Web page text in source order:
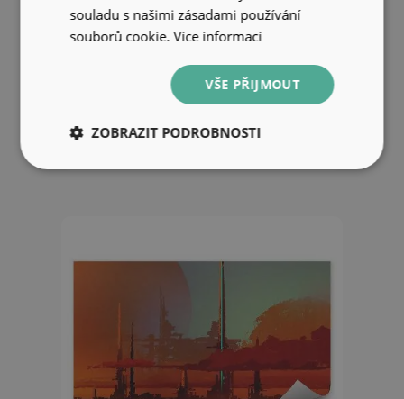
Fototapeta na zeď Jezero květiny
les houby dům fantazie
849 Kč
souladu s našimi zásadami používání
souborů cookie.Více informací
VŠE PŘIJMOUT
ZOBRAZIT PODROBNOSTI